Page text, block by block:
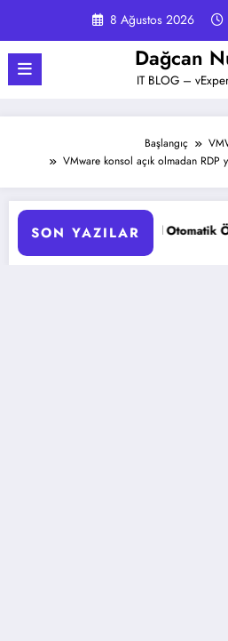
8 Ağustos 2026
Dağcan
IT BLOG –
Başlangıç
VMware konsol açık olmadan RDP
SON YAZILAR
Pod Otomatik Ölçeklendirme